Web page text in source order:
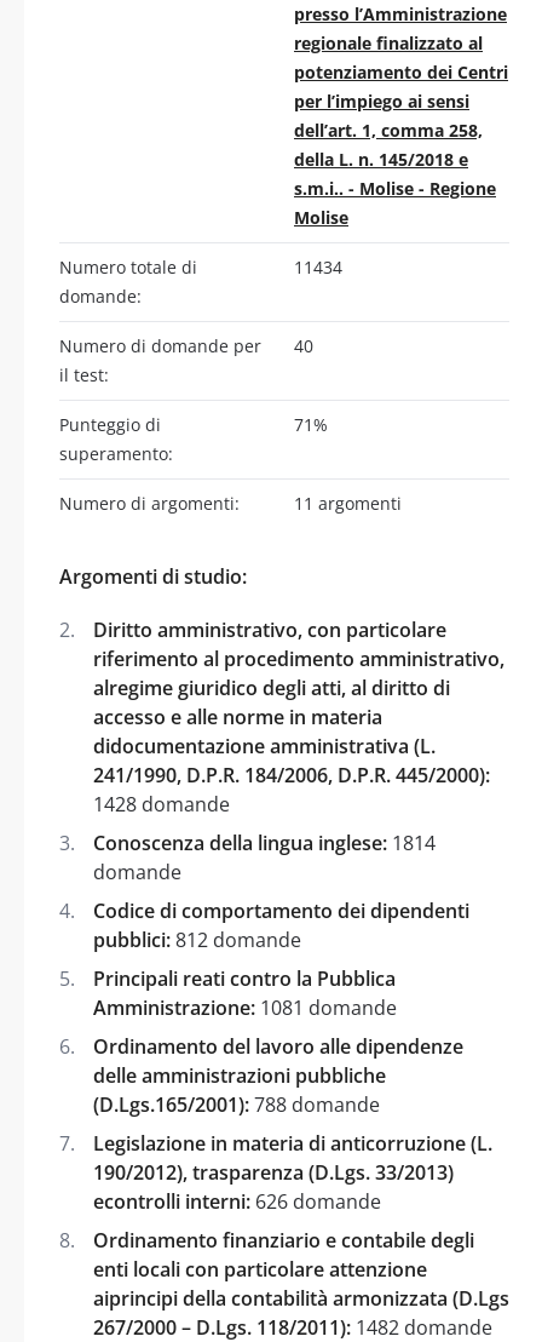
presso l’Amministrazione
regionale finalizzato al
potenziamento dei Centri
per l’impiego ai sensi
dell’art. 1, comma 258,
della L. n. 145/2018 e
s.m.i.. - Molise - Regione
Molise
Numero totale di
domande:
11434
Numero di domande per
il test:
40
Punteggio di
superamento:
71%
Numero di argomenti: 11 argomenti
Argomenti di studio:
Diritto amministrativo, con particolare
riferimento al procedimento amministrativo,
alregime giuridico degli atti, al diritto di
accesso e alle norme in materia
didocumentazione amministrativa (L.
241/1990, D.P.R. 184/2006, D.P.R. 445/2000):
1428 domande
Conoscenza della lingua inglese: 1814
domande
Codice di comportamento dei dipendenti
pubblici:812 domande
Principali reati contro la Pubblica
Amministrazione: 1081 domande
Ordinamento del lavoro alle dipendenze
delle amministrazioni pubbliche
(D.Lgs.165/2001):788 domande
Legislazione in materia di anticorruzione (L.
190/2012), trasparenza (D.Lgs. 33/2013)
econtrolli interni: 626 domande
Ordinamento finanziario e contabile degli
enti locali con particolare attenzione
aiprincipi della contabilità armonizzata (D.Lgs
267/2000 – D.Lgs. 118/2011): 1482 domande